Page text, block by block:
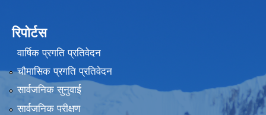
रिपोर्टस
वार्षिक प्रगति प्रतिवेदन
चौमासिक प्रगति प्रतिवेदन
सार्वजनिक सुनुवाई
सार्वजनिक परीक्षण